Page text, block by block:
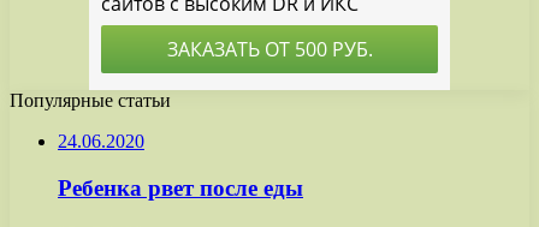
Популярные статьи
24.06.2020
Ребенка рвет после еды